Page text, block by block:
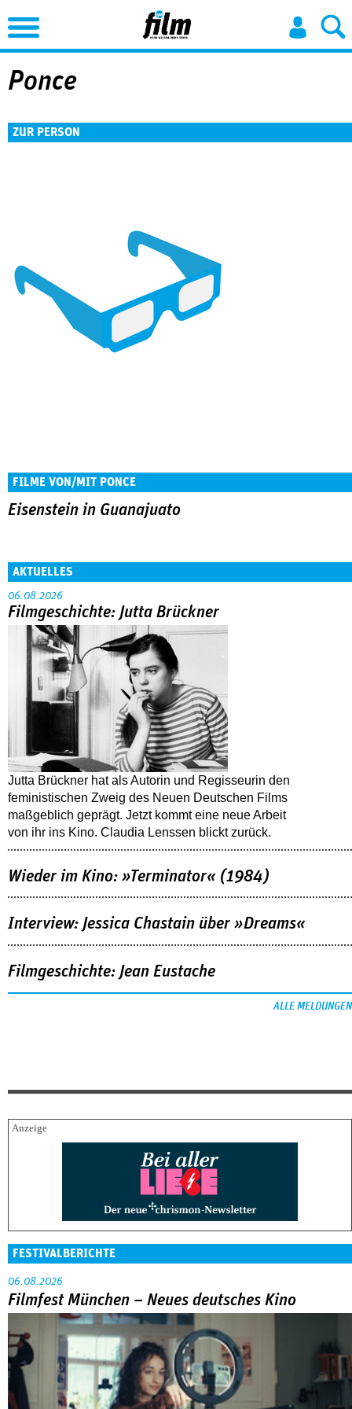
Jump to Navigation
Ponce
ZUR PERSON
FILME VON/MIT PONCE
Eisenstein in Guanajuato
AKTUELLES
06.08.2026
Filmgeschichte: Jutta Brückner
Jutta Brückner hat als Autorin und Regisseurin den
feministischen Zweig des Neuen Deutschen Films
maßgeblich geprägt. Jetzt kommt eine neue Arbeit
von ihr ins Kino. Claudia Lenssen blickt zurück.
Wieder im Kino: »Terminator« (1984)
Interview: Jessica Chastain über »Dreams«
Filmgeschichte: Jean Eustache
ALLE MELDUNGEN
FESTIVALBERICHTE
06.08.2026
Filmfest München – Neues deutsches Kino